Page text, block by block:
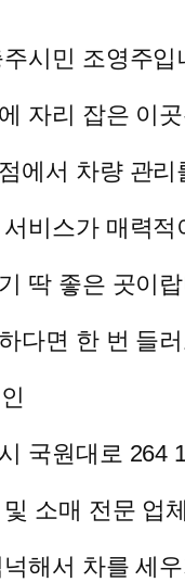
시민 조영주입
자리 잡은 이
에서 차량 관
비스가 매력적
딱 좋은 곳이
다면 한 번 들
국원대로 264
소매 전문 업
해서 차를 세